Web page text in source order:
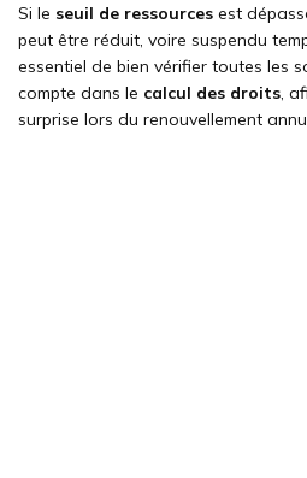
Si le seuil de ressources est
peut être réduit, voire suspendu
essentiel de bien vérifier toutes les
compte dans le calcul des droits,
surprise lors du renouvellement